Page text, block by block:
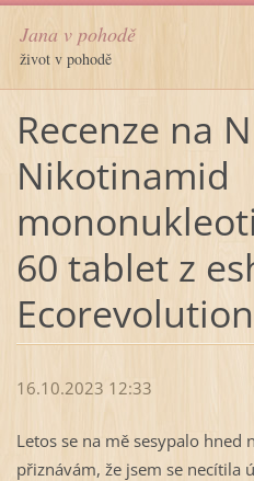
Jana v pohodě
život v pohodě
Recenze na
Nikotinamid
60 tablet z
16.10.2023 12:33
Letos se na mě sesypalo hned
přiznávám, že jsem se necítila